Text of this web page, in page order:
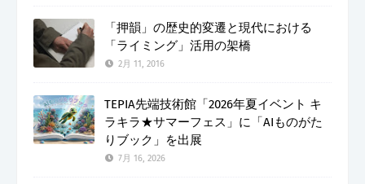
「押韻」の歴史的変遷と現代における
「ライミング」活用の架橋
2月 11, 2016
TEPIA先端技術館「2026年夏イベント キ
ラキラ★サマーフェス」に「AIものがた
りブック」を出展
7月 16, 2026